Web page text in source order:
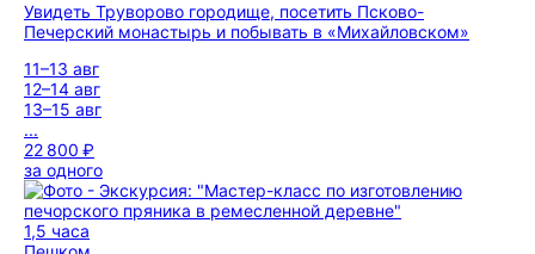
Увидеть Труворово городище, посетить Псково-
Печерский монастырь и побывать в «Михайловском»
11–13 авг
12–14 авг
13–15 авг
...
22 800 ₽
за одного
1,5 часа